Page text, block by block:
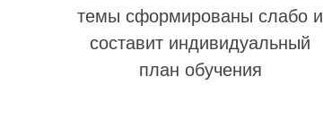
темы сформированы слабо и
составит индивидуальный
план обучения